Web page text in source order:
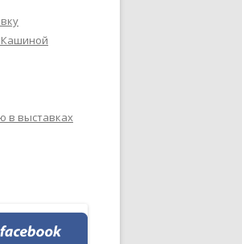
Кашиной
в выставках